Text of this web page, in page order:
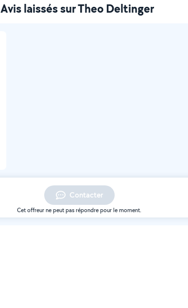
Avis laissés sur Theo Deltinger
Contacter
Cet offreur ne peut pas répondre pour le moment.